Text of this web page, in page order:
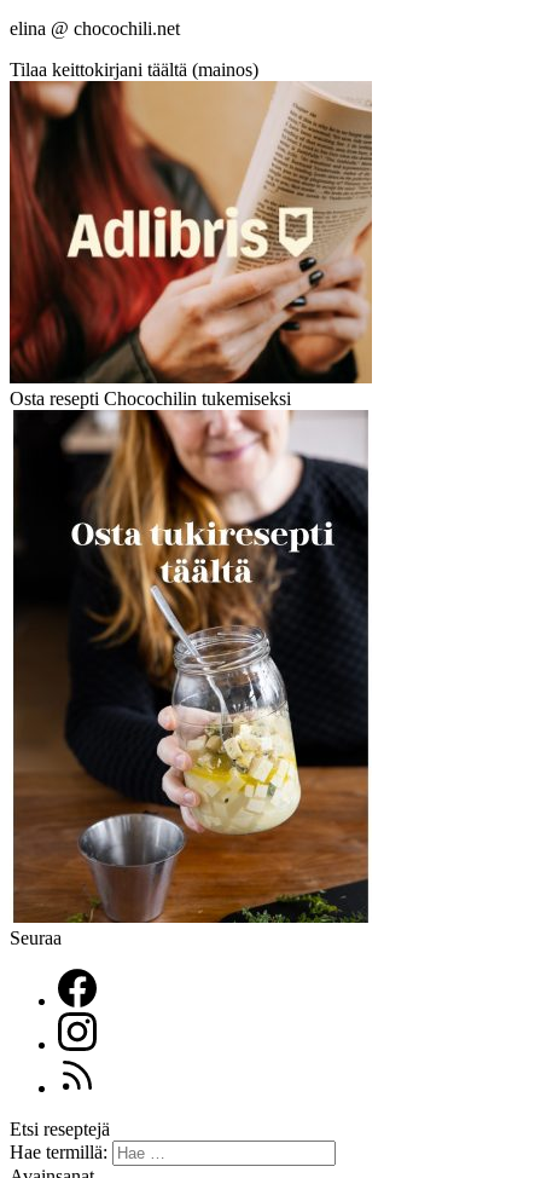
elina @ chocochili.net
Tilaa keittokirjani täältä (mainos)
Osta resepti Chocochilin tukemiseksi
Seuraa
Etsi reseptejä
Hae termillä: